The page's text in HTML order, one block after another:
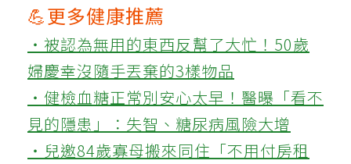
💪更多健康推薦
‧被認為無用的東西反幫了大忙！50歲
婦慶幸沒隨手丟棄的3樣物品
‧健檢血糖正常別安心太早！醫曝「看不
見的隱患」：失智、糖尿病風險大增
‧兒邀84歲寡母搬來同住「不用付房租